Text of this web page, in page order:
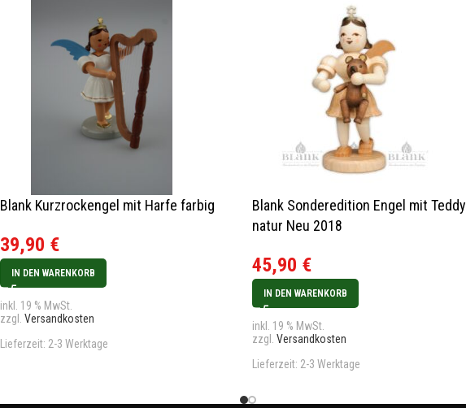
Blank Kurzrockengel mit Harfe farbig
39,90 €
IN DEN WARENKORB
inkl. 19 % MwSt.
zzgl. Versandkosten
Lieferzeit: 2-3 Werktage
Blank Sonderedition Engel mit Teddy
natur Neu 2018
45,90 €
IN DEN WARENKORB
inkl. 19 % MwSt.
zzgl. Versandkosten
Lieferzeit: 2-3 Werktage